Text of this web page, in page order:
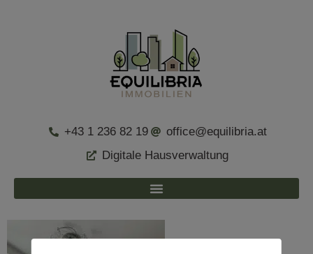
+43 1 236 82 19
office@equilibria.at
Digitale Hausverwaltung